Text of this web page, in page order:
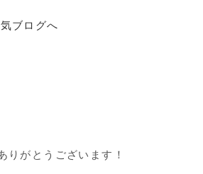
りがとうございます！